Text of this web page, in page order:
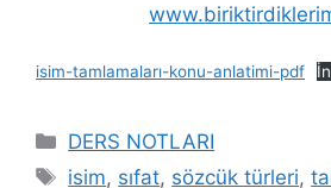
isim-tamlamaları-konu-anlatimi-pdf
Kategoriler
DERS NOTLARI
Etiketler
isim, sıfat, sözcük türleri,